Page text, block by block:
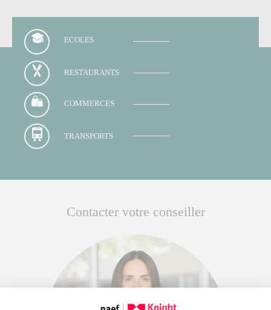
ECOLES
RESTAURANTS
COMMERCES
TRANSPORTS
Contacter votre conseiller